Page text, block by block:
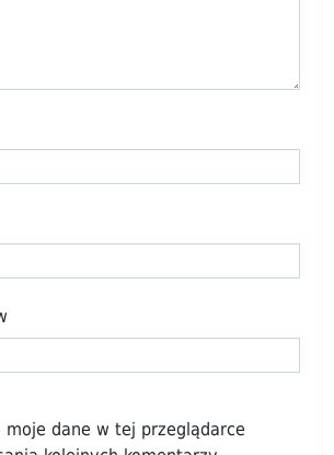
moje dane w tej przeglądarce